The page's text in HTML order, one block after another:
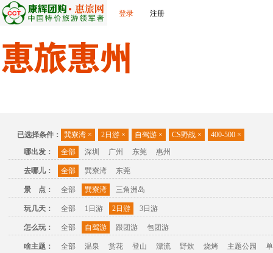
登录 注册
已选择条件： 巽寮湾 × 2日游 × 自驾游 × CS野战 × 400-500 ×
哪出发：
全部 深圳 广州 东莞 惠州
去哪儿： 全部 巽寮湾 东莞
景 点： 全部 巽寮湾 三角洲岛
玩几天： 全部 1日游 2日游 3日游
怎么玩： 全部 自驾游 跟团游 包团游
啥主题： 全部 温泉 赏花 登山 漂流 野炊 烧烤 主题公园